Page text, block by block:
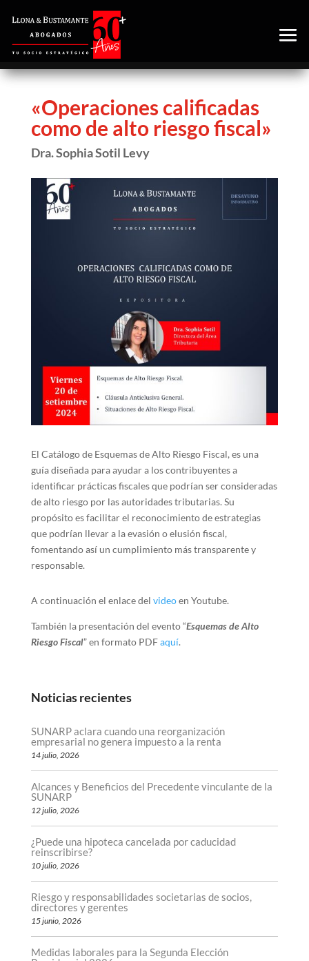
«Operaciones calificadas
como de alto riesgo fiscal»
Dra. Sophia Sotil Levy
El Catálogo de Esquemas de Alto Riesgo Fiscal, es una
guía diseñada para ayudar a los contribuyentes a
identificar prácticas fiscales que podrían ser consideradas
de alto riesgo por las autoridades tributarias. Su
propósito es facilitar el reconocimiento de estrategias
que podrían llevar a la evasión o elusión fiscal,
fomentando así un cumplimiento más transparente y
responsable.
A continuación el enlace del videoen Youtube.
También la presentación del evento “Esquemas de Alto
Riesgo Fiscal” en formato PDFaquí.
Noticias recientes
SUNARP aclara cuando una reorganización
empresarial no genera impuesto a la renta
14 julio, 2026
Alcances y Beneficios del Precedente vinculante de la
SUNARP
12 julio, 2026
¿Puede una hipoteca cancelada por caducidad
reinscribirse?
10 julio, 2026
Riesgo y responsabilidades societarias de socios,
directores y gerentes
15 junio, 2026
Medidas laborales para la Segunda Elección